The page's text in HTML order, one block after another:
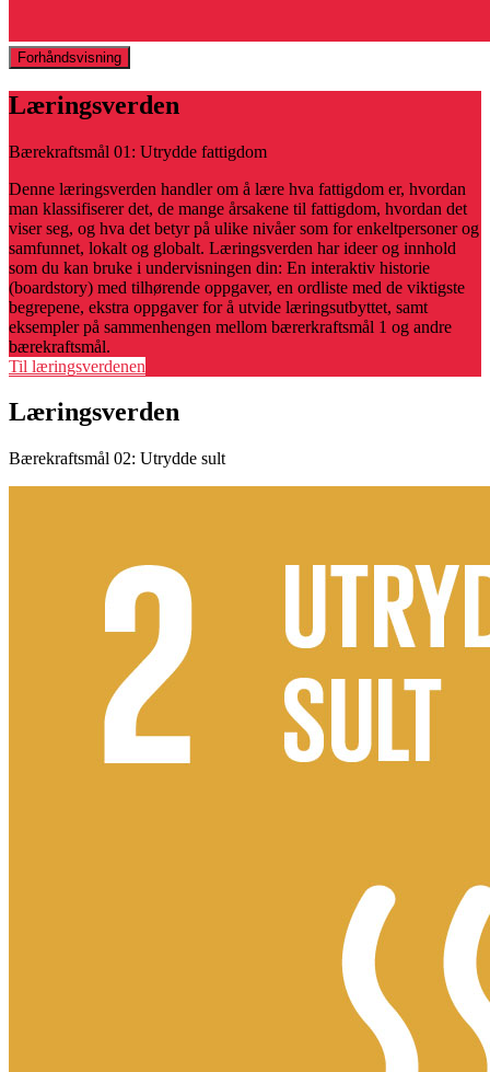
Forhåndsvisning
Læringsverden
Bærekraftsmål 01: Utrydde fattigdom
Denne læringsverden handler om å lære hva fattigdom er, hvordan
man klassifiserer det, de mange årsakene til fattigdom, hvordan det
viser seg, og hva det betyr på ulike nivåer som for enkeltpersoner og
samfunnet, lokalt og globalt. Læringsverden har ideer og innhold
som du kan bruke i undervisningen din: En interaktiv historie
(boardstory) med tilhørende oppgaver, en ordliste med de viktigste
begrepene, ekstra oppgaver for å utvide læringsutbyttet, samt
eksempler på sammenhengen mellom bærerkraftsmål 1 og andre
bærekraftsmål.
Til læringsverdenen
Læringsverden
Bærekraftsmål 02: Utrydde sult